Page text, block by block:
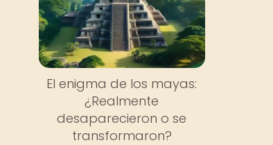
El enigma de los mayas:
¿Realmente
desaparecieron o se
transformaron?